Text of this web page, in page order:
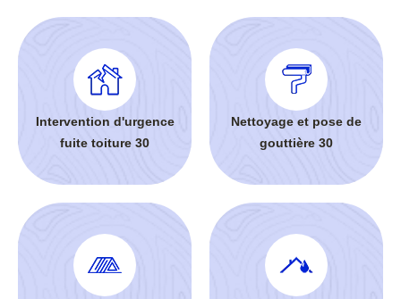
Intervention d'urgence
fuite toiture 30
Nettoyage et pose de
gouttière 30